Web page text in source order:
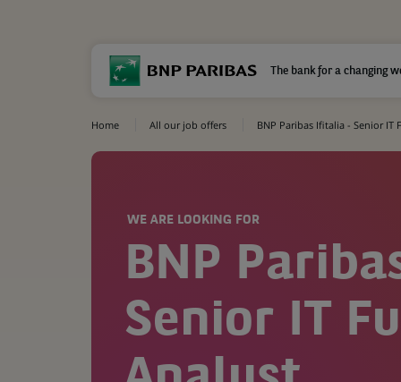
The bank for a changing
Home All our job offers BNP Paribas Ifitalia - Senior IT
WE ARE LOOKING FOR
BNP
Senior IT